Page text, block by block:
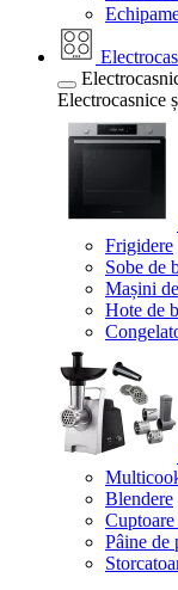
Electrocasnice
Frigidere
Sobe de
Mașini
Hote de
Blendere
Pâine de